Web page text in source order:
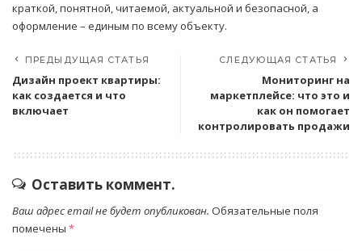
краткой, понятной, читаемой, актуальной и безопасной, а
оформление – единым по всему объекту.
ПРЕДЫДУЩАЯ СТАТЬЯ
Дизайн проект квартиры:
как создается и что
включает
СЛЕДУЮЩАЯ СТАТЬЯ
Мониторинг на
маркетплейсе: что это и
как он помогает
контролировать продажи
Оставить коммент.
Ваш адрес email не будет опубликован. Обязательные поля
помечены *